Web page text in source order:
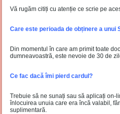
Vă rugăm citiți cu atenție ce scrie pe
Care este perioada de obținere a unui
Din momentul în care am primit toate
dumneavoastră, este nevoie de 30 de
Ce fac dacă îmi pierd cardul?
Trebuie să ne sunați sau să aplicați on-
înlocuirea unuia care era încă valabil,
suplimentară.